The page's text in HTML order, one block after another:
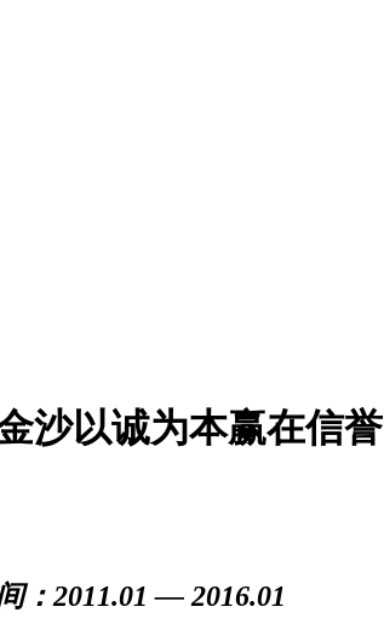
沙以诚为本赢在信誉
：2011.01 — 2016.01